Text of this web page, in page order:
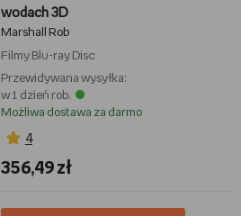
wodach 3D
Marshall Rob
Filmy Blu-ray Disc
Przewidywana wysyłka:
w 1 dzień rob.
Możliwa dostawa za darmo
4
356,49 zł